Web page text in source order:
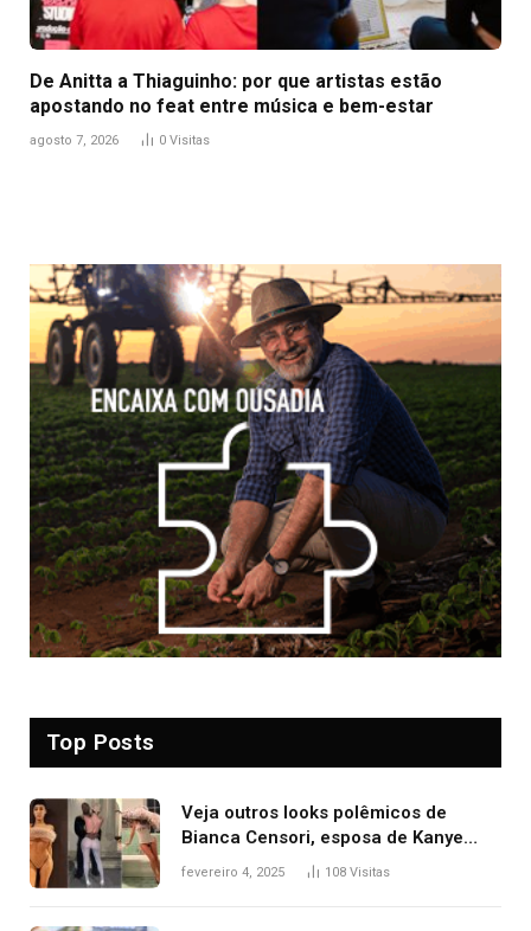
De Anitta a Thiaguinho: por que artistas estão
apostando no feat entre música e bem-estar
agosto 7, 2026 0 Visitas
Top Posts
Veja outros looks polêmicos de
Bianca Censori, esposa de Kanye
West que apareceu nua no Grammy
fevereiro 4, 2025 108 Visitas